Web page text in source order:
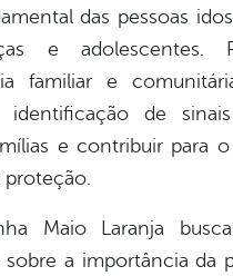
das pessoas
e adolescentes.
familiar e
identificação de
e contribuir para
proteção.
Maio Laranja
sobre a importância da